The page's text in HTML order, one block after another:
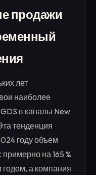
продажи
лет
наиболее
в каналы New
тенденция
году объем
на 165 %
а компания